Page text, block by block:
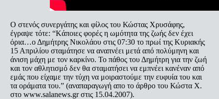
Ο στενός συνεργάτης και φίλος του Κώστας Χρυσάφης,
έγραψε τότε: “Kάποιες φορές η ωμότητα της ζωής δεν έχει
όρια…ο Δημήτρης Νικολάου στις 07:30 το πρωί της Κυριακής
15 Απριλίου σταμάτησε να αναπνέει μετά από πολύμηνη και
άνιση μάχη με τον καρκίνο. Το πάθος του Δημήτρη για την ζωή
και τον αθλητισμό δεν θα σταματήσει να εμπνέει κανέναν από
εμάς που είχαμε την τύχη να μοιραστούμε την ευφυία του και
τα οράματα του.” (αναπαραγωγή απο το άρθρο του Κώστα Χ.
στο www.salanews.gr στις 15.04.2007).